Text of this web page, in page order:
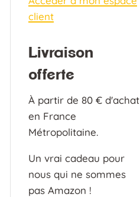
client
Livraison
offerte
À partir de 80 € d'achat
en France
Métropolitaine.
Un vrai cadeau pour
nous qui ne sommes
pas Amazon !